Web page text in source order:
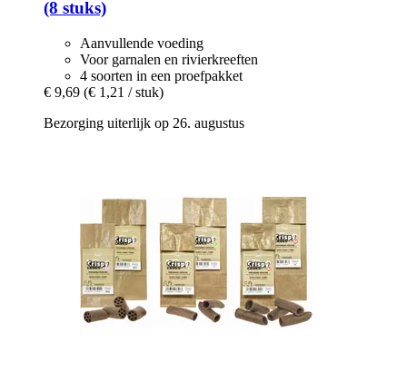
(8 stuks)
Aanvullende voeding
Voor garnalen en rivierkreeften
4 soorten in een proefpakket
€ 9,69 (€ 1,21 / stuk)
Bezorging uiterlijk op 26. augustus